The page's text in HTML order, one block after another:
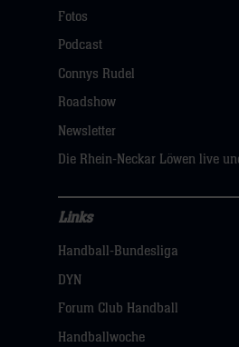
Navigation
öffnen,
hier
Fotos
Podcast
Connys Rudel
Roadshow
Newsletter
Die Rhein-Neckar Löwen live
Navigation
öffnen,
dann
Links
Handball-Bundesliga
DYN
Forum Club Handball
Handballwoche